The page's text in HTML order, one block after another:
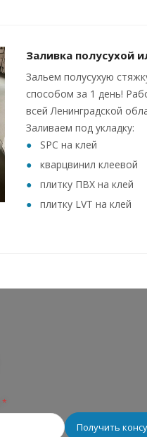
Заливка полусухой
Зальем полусухую
способом за 1 день!
всей Ленинградской
Заливаем под укладку:
SPC на клей
кварцвинил клеевой
плитку ПВХ на клей
плитку LVT на клей
*